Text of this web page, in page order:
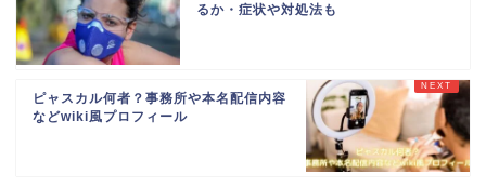
るか・症状や対処法も
ピャスカル何者？事務所や本名配信内容
などwiki風プロフィール